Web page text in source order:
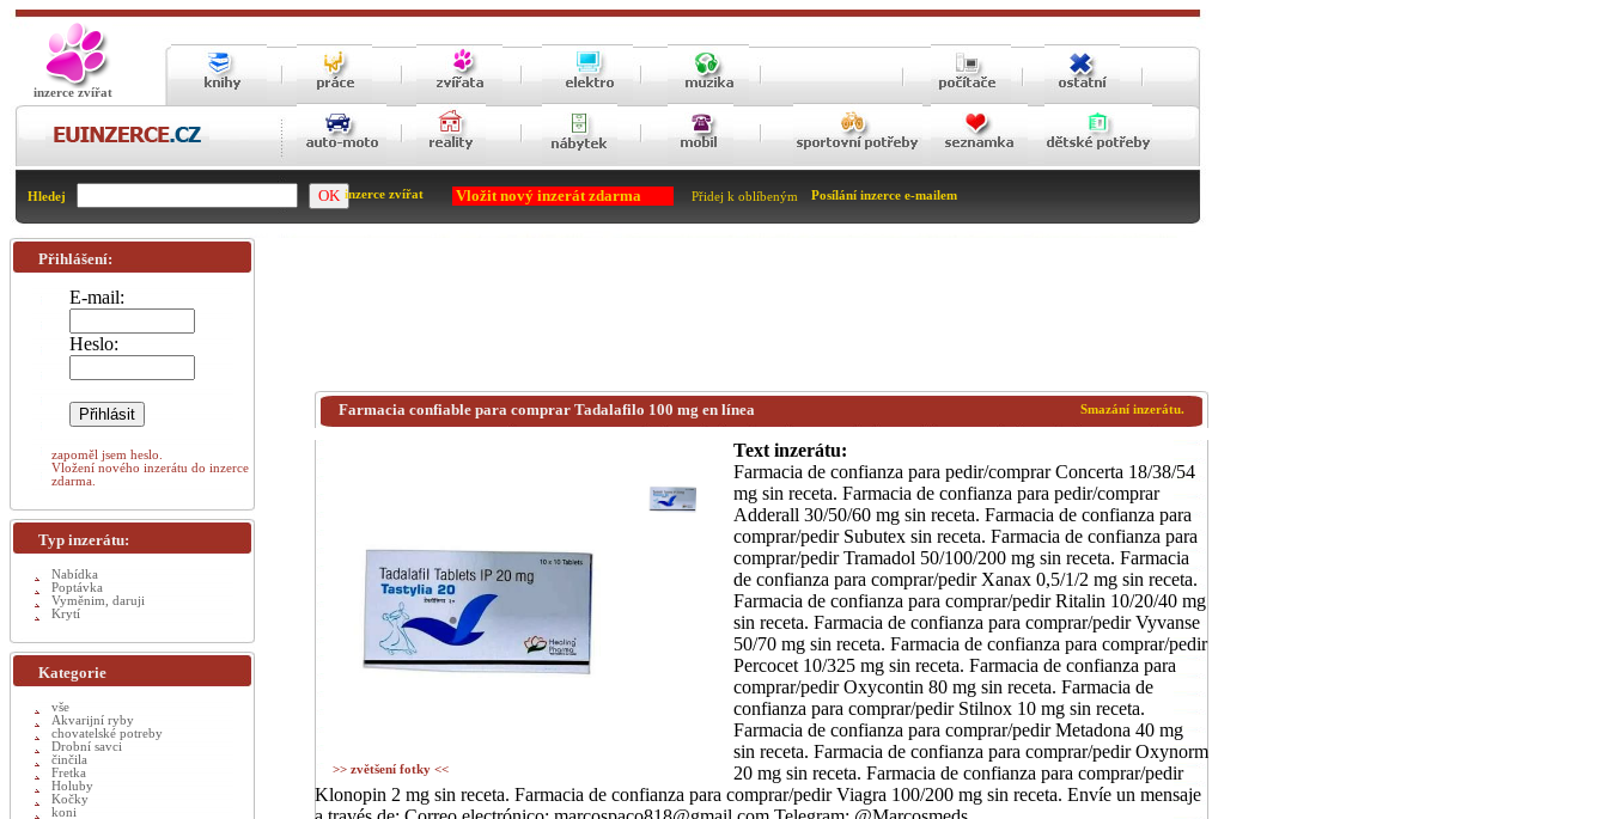
inzerce zvířat
Hledej inzerce zvířat Vložit nový inzerát zdarma Přidej k oblíbeným Posílání inzerce e-mailem
Smazání inzerátu.
Farmacia confiable para comprar Tadalafilo 100 mg en línea
>> zvětšení fotky <<
Text inzerátu:
Farmacia de confianza para pedir/comprar Concerta 18/38/54
mg sin receta. Farmacia de confianza para pedir/comprar
Adderall 30/50/60 mg sin receta. Farmacia de confianza para
comprar/pedir Subutex sin receta. Farmacia de confianza para
comprar/pedir Tramadol 50/100/200 mg sin receta. Farmacia
de confianza para comprar/pedir Xanax 0,5/1/2 mg sin receta.
Farmacia de confianza para comprar/pedir Ritalin 10/20/40 mg
sin receta. Farmacia de confianza para comprar/pedir Vyvanse
50/70 mg sin receta. Farmacia de confianza para comprar/pedir
Percocet 10/325 mg sin receta. Farmacia de confianza para
comprar/pedir Oxycontin 80 mg sin receta. Farmacia de
confianza para comprar/pedir Stilnox 10 mg sin receta.
Farmacia de confianza para comprar/pedir Metadona 40 mg
sin receta. Farmacia de confianza para comprar/pedir Oxynorm
20 mg sin receta. Farmacia de confianza para comprar/pedir
Klonopin 2 mg sin receta. Farmacia de confianza para comprar/pedir Viagra 100/200 mg sin receta. Envíe un mensaje
Přihlášení:
E-mail:
Heslo:
zapoměl jsem heslo.
Vložení nového inzerátu do inzerce
zdarma.
Typ inzerátu:
Nabídka
Poptávka
Vyměnim, daruji
Krytí
Kategorie
vše
Akvarijní ryby
chovatelské potreby
Drobní savci
činčila
Fretka
Holuby
Kočky
koni